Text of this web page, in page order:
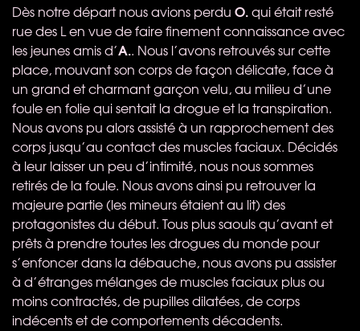
Dès notre départ nous avions perdu O.qui était resté
rue des L en vue de faire finement connaissance avec
les jeunes amis d’A.. Nous l’avons retrouvés sur cette
place, mouvant son corps de façon délicate, face à
un grand et charmant garçon velu, au milieu d’une
foule en folie qui sentait la drogue et la transpiration.
Nous avons pu alors assisté à un rapprochement des
corps jusqu’au contact des muscles faciaux. Décidés
à leur laisser un peu d’intimité, nous nous sommes
retirés de la foule. Nous avons ainsi pu retrouver la
majeure partie (les mineurs étaient au lit) des
protagonistes du début. Tous plus saouls qu’avant et
prêts à prendre toutes les drogues du monde pour
s’enfoncer dans la débauche, nous avons pu assister
à d’étranges mélanges de muscles faciaux plus ou
moins contractés, de pupilles dilatées, de corps
indécents et de comportements décadents.